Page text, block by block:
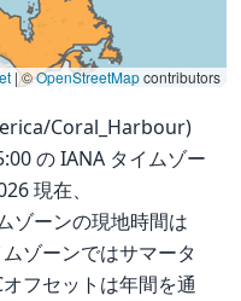
|©OpenStreetMapcontributors
Coral_Harbour)
の IANA タイムゾー
現在、
ーンの現地時間は
ゾーンではサマータ
フセットは年間を通